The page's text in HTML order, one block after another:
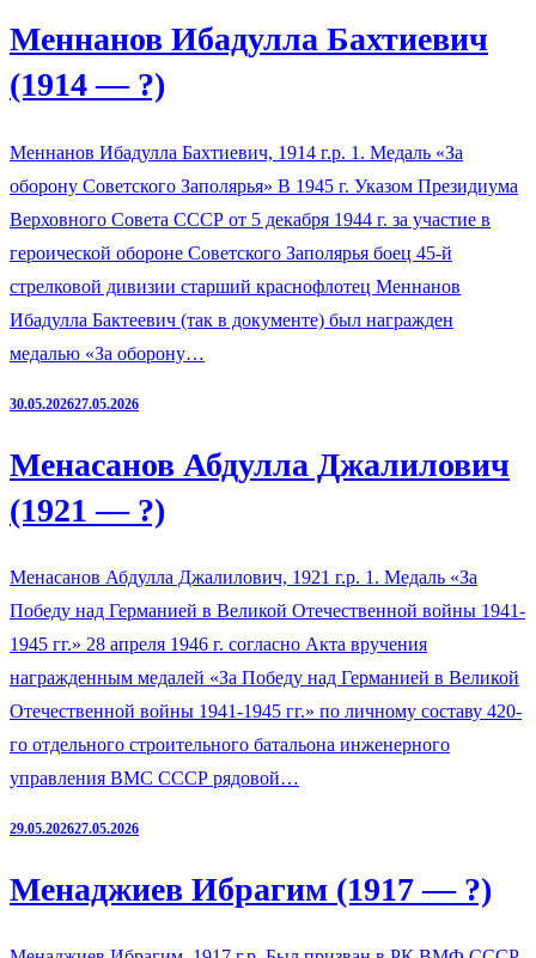
Меннанов Ибадулла Бахтиевич
(1914 — ?)
Меннанов Ибадулла Бахтиевич, 1914 г.р. 1. Медаль «За
оборону Советского Заполярья» В 1945 г. Указом Президиума
Верховного Совета СССР от 5 декабря 1944 г. за участие в
героической обороне Советского Заполярья боец 45-й
стрелковой дивизии старший краснофлотец Меннанов
Ибадулла Бактеевич (так в документе) был награжден
медалью «За оборону…
30.05.202627.05.2026
Менасанов Абдулла Джалилович
(1921 — ?)
Менасанов Абдулла Джалилович, 1921 г.р. 1. Медаль «За
Победу над Германией в Великой Отечественной войны 1941-
1945 гг.» 28 апреля 1946 г. согласно Акта вручения
награжденным медалей «За Победу над Германией в Великой
Отечественной войны 1941-1945 гг.» по личному составу 420-
го отдельного строительного батальона инженерного
управления ВМС СССР рядовой…
29.05.202627.05.2026
Менаджиев Ибрагим (1917 — ?)